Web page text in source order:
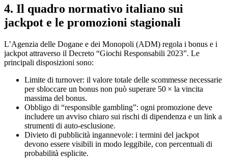
4. Il quadro normativo italiano sui
jackpot e le promozioni stagionali
L’Agenzia delle Dogane e dei Monopoli (ADM) regola i bonus e i
jackpot attraverso il Decreto “Giochi Responsabili 2023”. Le
principali disposizioni sono:
Limite di turnover: il valore totale delle scommesse necessarie
per sbloccare un bonus non può superare 50 × la vincita
massima del bonus.
Obbligo di “responsible gambling”: ogni promozione deve
includere un avviso chiaro sui rischi di dipendenza e un link a
strumenti di auto‑esclusione.
Divieto di pubblicità ingannevole: i termini del jackpot
devono essere visibili in modo leggibile, con percentuali di
probabilità esplicite.